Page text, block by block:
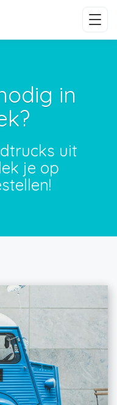
in
uit
je op